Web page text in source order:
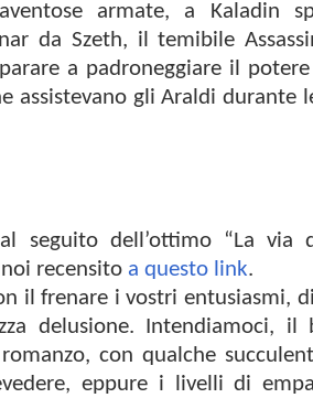
armate, a Kaladin
da Szeth, il temibile
a padroneggiare il
assistevano gli Araldi durante
seguito dell’ottimo “La via
recensito a questo link.
il frenare i vostri entusiasmi,
delusione. Intendiamoci, il
con qualche
eppure i livelli di